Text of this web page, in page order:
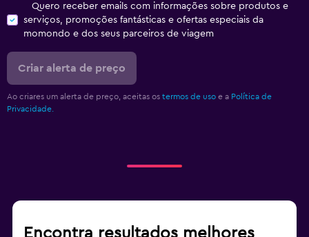
Quero receber emails com informações sobre produtos e
serviços, promoções fantásticas e ofertas especiais da
momondo e dos seus parceiros de viagem
Criar alerta de preço
Ao criares um alerta de preço, aceitas os termos de uso e a Política de
Privacidade.
Encontra resultados melhores